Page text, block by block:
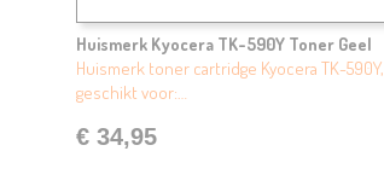
Huismerk Kyocera TK-590Y Toner Geel
Huismerk toner cartridge Kyocera TK-590Y,
geschikt voor:…
€ 34,95